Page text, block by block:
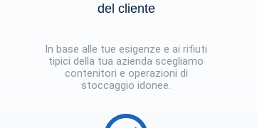
del cliente
In base alle tue esigenze e ai rifiuti
tipici della tua azienda scegliamo
contenitori e operazioni di
stoccaggio idonee.